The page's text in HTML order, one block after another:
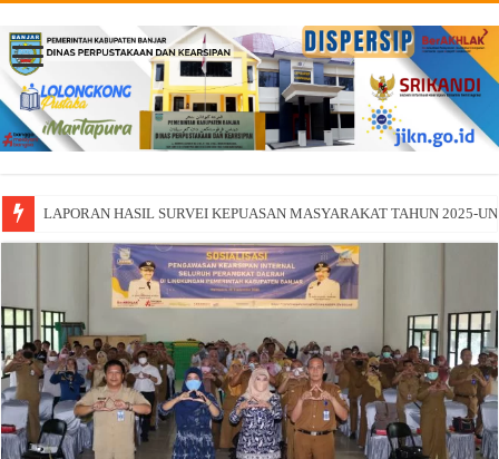
LAPORAN HASIL SURVEI KEPUASAN MASYARAKAT TAHUN 2025-